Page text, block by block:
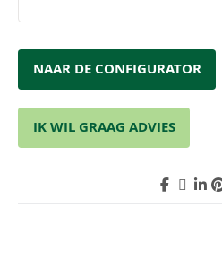
NAAR DE CONFIGURATOR
IK WIL GRAAG ADVIES